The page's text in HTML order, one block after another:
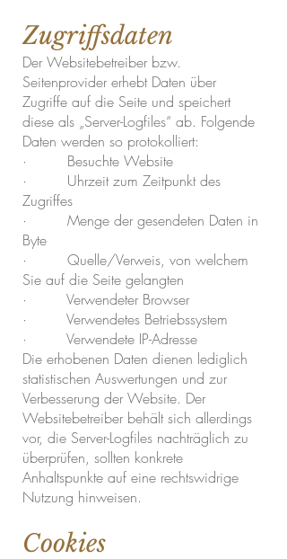
Zugriffsdaten
Der Websitebetreiber bzw.
Seitenprovider erhebt Daten über
Zugriffe auf die Seite und speichert
diese als „Server-Logfiles“ ab. Folgende
Daten werden so protokolliert:
· Besuchte Website
· Uhrzeit zum Zeitpunkt des
Zugriffes
· Menge der gesendeten Daten in
Byte
· Quelle/Verweis, von welchem
Sie auf die Seite gelangten
· Verwendeter Browser
· Verwendetes Betriebssystem
· Verwendete IP-Adresse
Die erhobenen Daten dienen lediglich
statistischen Auswertungen und zur
Verbesserung der Website. Der
Websitebetreiber behält sich allerdings
vor, die Server-Logfiles nachträglich zu
überprüfen, sollten konkrete
Anhaltspunkte auf eine rechtswidrige
Nutzung hinweisen.
Cookies